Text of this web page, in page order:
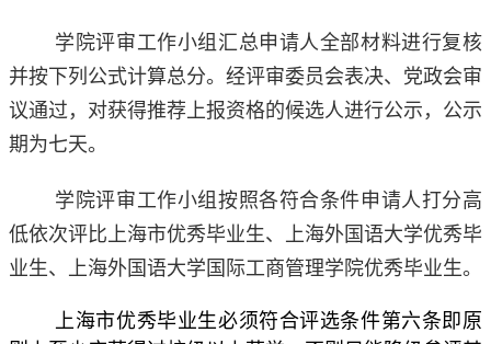
学院评审工作小组汇总申请人全部材料进行复核
并按下列公式计算总分。经评审委员会表决、党政会审
议通过，对获得推荐上报资格的候选人进行公示，公示
期为七天。
学院评审工作小组按照各符合条件申请人打分高
低依次评比上海市优秀毕业生、上海外国语大学优秀毕
业生、上海外国语大学国际工商管理学院优秀毕业生。
上海市优秀毕业生必须符合评选条件第六条即原